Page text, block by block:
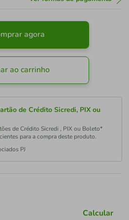
agora
ao carrinho
de Crédito Sicredi, PIX ou
de Crédito Sicredi , PIX ou Boleto*
para a compra deste produto.
PJ
Calcular